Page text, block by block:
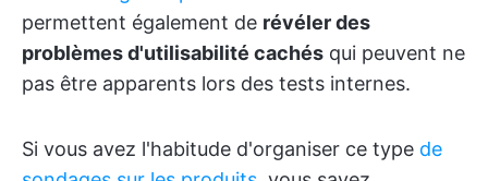
permettent également de révéler des
problèmes d'utilisabilité cachés qui peuvent ne
pas être apparents lors des tests internes.
Si vous avez l'habitude d'organiser ce type de